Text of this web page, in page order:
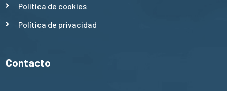
Política de cookies
Política de privacidad
Contacto